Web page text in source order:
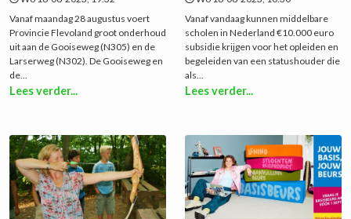
Vanaf maandag 28 augustus voert
Provincie Flevoland groot onderhoud
uit aan de Gooiseweg (N305) en de
Larserweg (N302). De Gooiseweg en
de...
Lees verder...
Vanaf vandaag kunnen middelbare
scholen in Nederland €10.000 euro
subsidie krijgen voor het opleiden en
begeleiden van een statushouder die
als...
Lees verder...